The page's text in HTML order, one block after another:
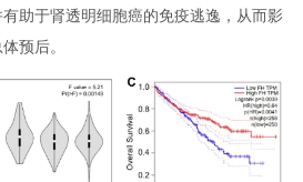
助于肾透明细胞癌的免疫逃逸，从而影
预后。